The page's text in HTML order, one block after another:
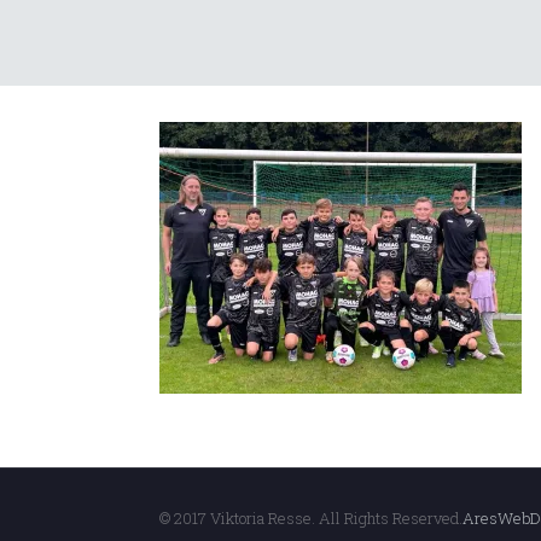
© 2017 Viktoria Resse. All Rights Reserved.